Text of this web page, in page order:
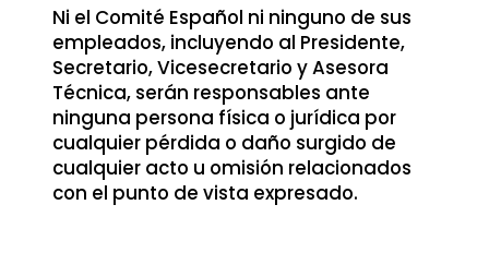
Ni el Comité Español ni ninguno de sus
empleados, incluyendo al Presidente,
Secretario, Vicesecretario y Asesora
Técnica, serán responsables ante
ninguna persona física o jurídica por
cualquier pérdida o daño surgido de
cualquier acto u omisión relacionados
con el punto de vista expresado.